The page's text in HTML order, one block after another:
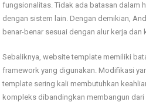
fungsionalitas. Tidak ada batasan dalam
dengan sistem lain. Dengan demikian,
benar-benar sesuai dengan alur kerja
Sebaliknya, website template memiliki
framework yang digunakan. Modifikasi
template sering kali membutuhkan
kompleks dibandingkan membangun